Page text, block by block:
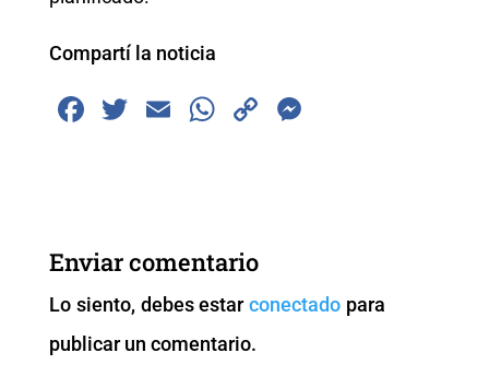
Compartí la noticia
F
b
o
o
k
T
E
W
A
p
p
C
k
er
Enviar comentario
Lo siento, debes estarconectado para
publicar un comentario.